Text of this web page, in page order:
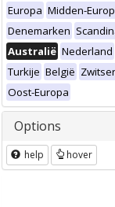
Europa Midden-
Denemarken
Australië Nederland
Turkije België
Oost-Europa
Options
help hover